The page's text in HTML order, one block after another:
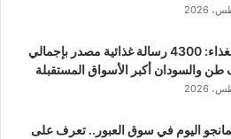
سلامة الغذاء: 4300 رسالة غذائية مصدر بإجمالي
اليوم في سوق العبور.. تعرف على